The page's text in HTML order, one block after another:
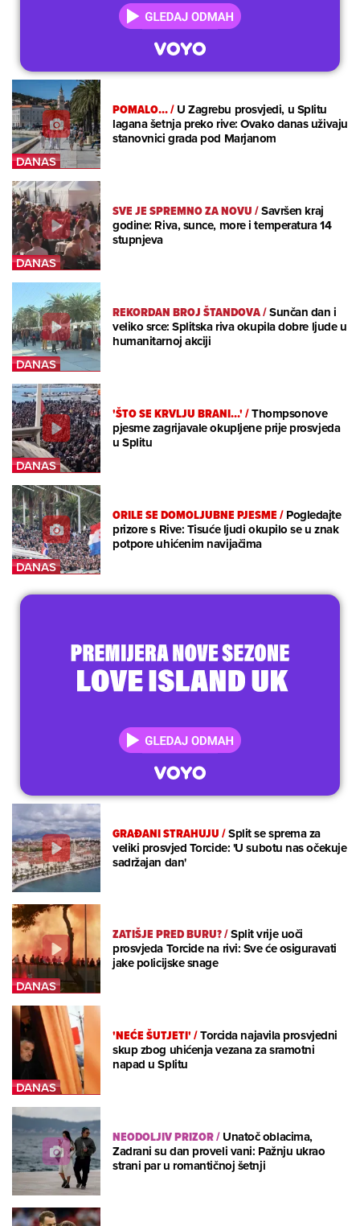
POMALO.../U Zagrebu prosvjedi, u Splitu
lagana šetnja preko rive: Ovako danas uživaju
stanovnici grada pod Marjanom
SVE JE SPREMNO ZA NOVU/Savršen kraj
godine: Riva, sunce, more i temperatura 14
stupnjeva
REKORDAN BROJ ŠTANDOVA/Sunčan dan i
veliko srce: Splitska riva okupila dobre ljude u
humanitarnoj akciji
'ŠTO SE KRVLJU BRANI...'/Thompsonove
pjesme zagrijavale okupljene prije prosvjeda
u Splitu
ORILE SE DOMOLJUBNE PJESME/Pogledajte
prizore s Rive: Tisuće ljudi okupilo se u znak
potpore uhićenim navijačima
GRAĐANI STRAHUJU/Split se sprema za
veliki prosvjed Torcide: 'U subotu nas očekuje
sadržajan dan'
ZATIŠJE PRED BURU?/Split vrije uoči
prosvjeda Torcide na rivi: Sve će osiguravati
jake policijske snage
'NEĆE ŠUTJETI'/Torcida najavila prosvjedni
skup zbog uhićenja vezana za sramotni
napad u Splitu
NEODOLJIV PRIZOR/Unatoč oblacima,
Zadrani su dan proveli vani: Pažnju ukrao
strani par u romantičnoj šetnji